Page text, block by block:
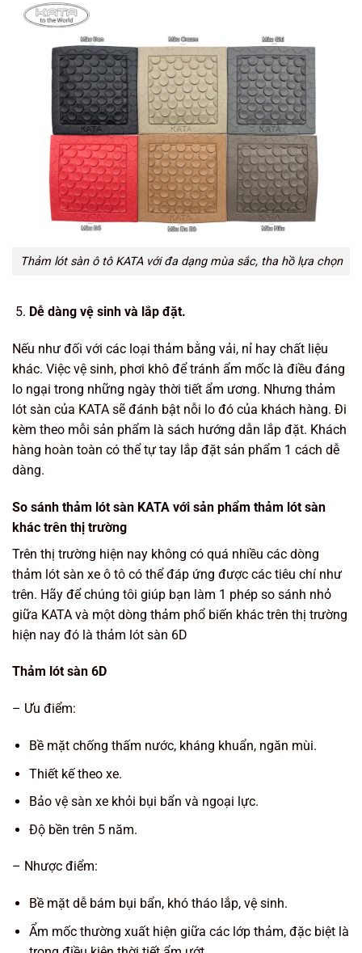
Thảm lót sàn ô tô KATA với đa dạng mùa sắc, tha hồ lựa chọn
Dễ dàng vệ sinh và lắp đặt.
Nếu như đối với các loại thảm bằng vải, nỉ hay chất liệu
khác. Việc vệ sinh, phơi khô để tránh ẩm mốc là điều đáng
lo ngại trong những ngày thời tiết ẩm ương. Nhưng thảm
lót sàn của KATA sẽ đánh bật nỗi lo đó của khách hàng. Đi
kèm theo mỗi sản phẩm là sách hướng dẫn lắp đặt. Khách
hàng hoàn toàn có thể tự tay lắp đặt sản phẩm 1 cách dễ
dàng.
So sánh thảm lót sàn KATA với sản phẩm thảm lót sàn
khác trên thị trường
Trên thị trường hiện nay không có quá nhiều các dòng
thảm lót sàn xe ô tô có thể đáp ứng được các tiêu chí như
trên. Hãy để chúng tôi giúp bạn làm 1 phép so sánh nhỏ
giữa KATA và một dòng thảm phổ biến khác trên thị trường
hiện nay đó là thảm lót sàn 6D
Thảm lót sàn 6D
– Ưu điểm:
Bề mặt chống thấm nước, kháng khuẩn, ngăn mùi.
Thiết kế theo xe.
Bảo vệ sàn xe khỏi bụi bẩn và ngoại lực.
Độ bền trên 5 năm.
– Nhược điểm:
Bề mặt dễ bám bụi bẩn, khó tháo lắp, vệ sinh.
Ẩm mốc thường xuất hiện giữa các lớp thảm, đặc biệt là